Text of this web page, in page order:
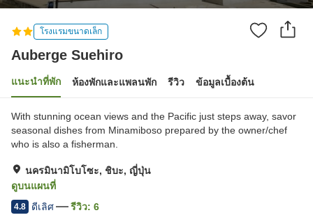
โรงแรมขนาดเล็ก
Auberge Suehiro
แนะนำที่พัก ห้องพักและแพลนพัก รีวิว ข้อมูลเบื้องต้น
With stunning ocean views and the Pacific just steps away, savor
seasonal dishes from Minamiboso prepared by the owner/chef
who is also a fisherman.
นครมินามิโบโซะ, ชิบะ, ญี่ปุ่น
ดูบนแผนที่
4.8 ดีเลิศ รีวิว: 6